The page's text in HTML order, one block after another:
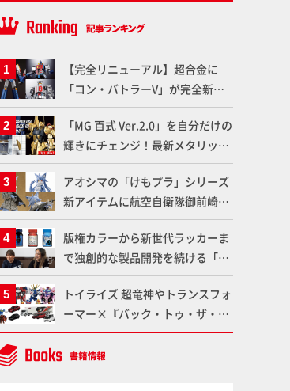
【完全リニューアル】超合金に
「コン・バトラーV」が完全新規
造形で登場！気になる仕様を試作
品の撮り下ろしでご紹介!!さらに
「大鉄人17」＆「ワンエイト」セ
ット情報もお届け！【超合金の
魂】
「MG 百式 Ver.2.0」を自分だけの
輝きにチェンジ！最新メタリック
塗料を使ってより金属感を増した
仕上がりに!!【試し読み】
アオシマの「けもプラ」シリーズ
新アイテムに航空自衛隊御前崎分
屯基地の公式キャラクターとして
誕生した「おまねこ」が着任！け
もプラ公式サイト限定版と通常版
の2ラインで発売！
版権カラーから新世代ラッカーま
で独創的な製品開発を続ける「ガ
イアノーツ」に塗料開発の裏側と
ラッカー塗料の未来についてイン
タビュー！
トイライズ 超竜神やトランスフォ
ーマー×『バック・トゥ・ザ・フ
ューチャー』コラボアイテムな
ど、タカラトミーの注目アイテム